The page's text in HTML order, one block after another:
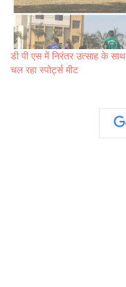
डी पी एस में निरंतर उत्साह के साथ
चल रहा स्पोर्ट्स मीट